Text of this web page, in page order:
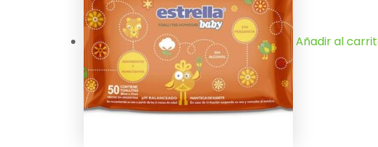
Añadir al